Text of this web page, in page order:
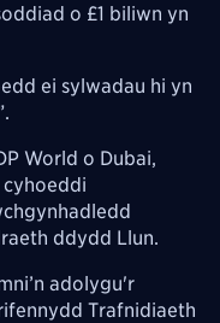
o £1 biliwn yn
ei sylwadau hi yn
World o Dubai,
ddydd Llun.
adolygu'r
Trafnidiaeth